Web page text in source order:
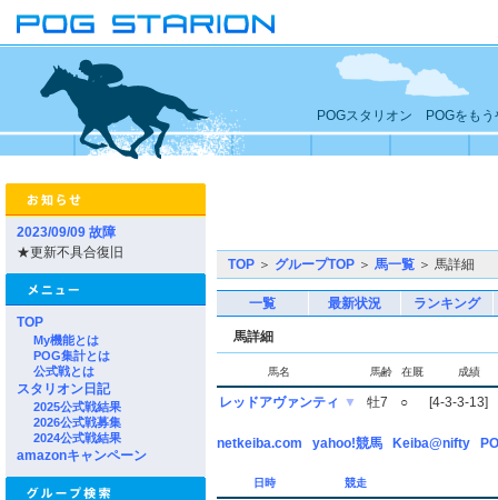
POGスタリオン POGをもう
2023/09/09 故障
★更新不具合復旧
TOP
My機能とは
POG集計とは
公式戦とは
スタリオン日記
2025公式戦結果
2026公式戦募集
2024公式戦結果
amazonキャンペーン
TOP ＞ グループTOP ＞ 馬一覧 ＞ 馬詳細
一覧 最新状況 ランキング
馬詳細
馬名 馬齢 在厩 成績
レッドアヴァンティ ▼ 牡7 ○ [4-3-3-13]
netkeiba.com yahoo!競馬 Keiba@nifty
日時 競走